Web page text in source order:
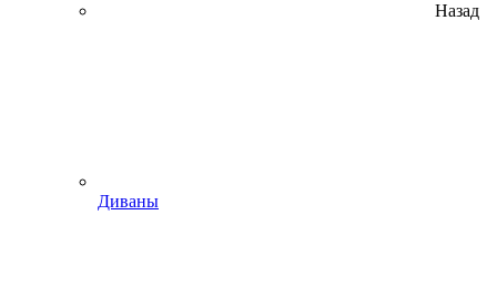
Назад
Диваны